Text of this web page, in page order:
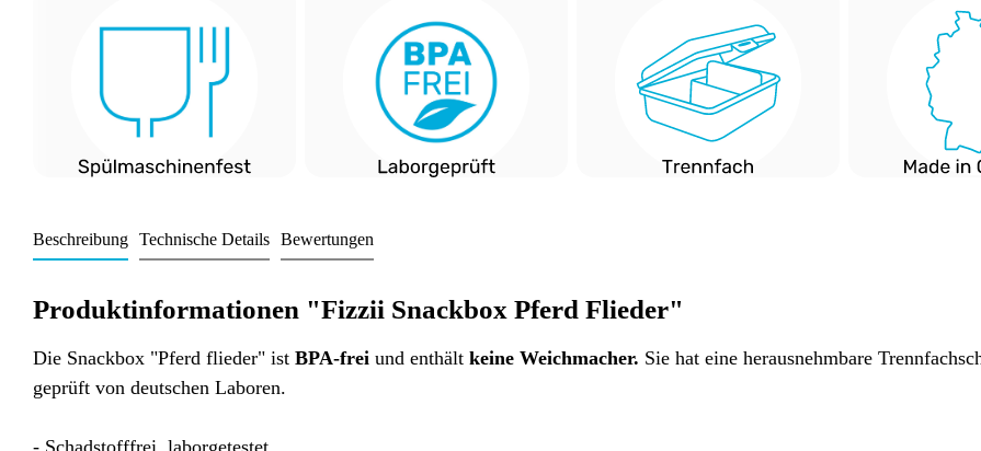
Beschreibung Technische Details Bewertungen
Produktinformationen "Fizzii Snackbox Pferd Flieder"
Die Snackbox "Pferd flieder" ist BPA-frei und enthält keine Weichmacher. Sie hat eine herausnehmbare
geprüft von deutschen Laboren.